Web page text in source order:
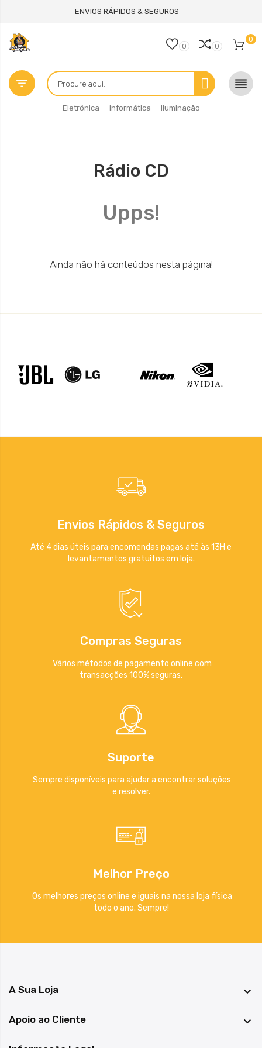
ENVIOS RÁPIDOS & SEGUROS
Eletrónica Informática Iluminação
0 0
0
 
Rádio CD
Upps!
Ainda não há conteúdos nesta página!
Envios Rápidos & Seguros
Até 4 dias úteis para encomendas pagas até às 13H e
levantamentos gratuitos em loja.
Compras Seguras
Vários métodos de pagamento online com
transacções 100% seguras.
Suporte
Sempre disponíveis para ajudar a encontrar soluções
e resolver.
Melhor Preço
Os melhores preços online e iguais na nossa loja física
todo o ano. Sempre!
A Sua Loja 
Apoio ao Cliente 